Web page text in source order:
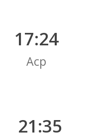
17:24
Аср
21:35